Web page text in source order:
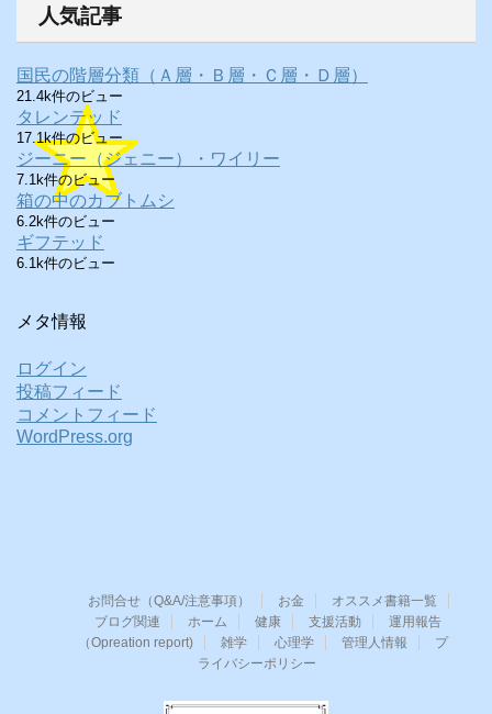
人気記事
国民の階層分類（Ａ層・Ｂ層・Ｃ層・Ｄ層）
21.4k件のビュー
タレンテッド
17.1k件のビュー
ジーニー（ジェニー）・ワイリー
7.1k件のビュー
箱の中のカブトムシ
6.2k件のビュー
ギフテッド
6.1k件のビュー
メタ情報
ログイン
投稿フィード
コメントフィード
WordPress.org
お問合せ（Q&A/注意事項） お金
オススメ書籍一覧
ブログ関連
ホーム 健康 支援活動
運用報告
（Opreation report)
雑学 心理学 管理人情報
プ
ライバシーポリシー